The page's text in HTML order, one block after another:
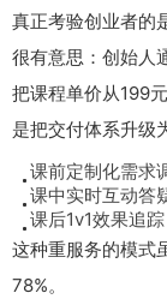
真正考验创业者的
很有意思：创始人
把课程单价从199
是把交付体系升级
课前定制化需求
课中实时互动答
课后1v1效果追踪
这种重服务的模式
78%。